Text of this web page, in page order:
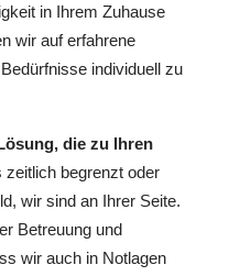
in Ihrem Zuhause
wir auf erfahrene
individuell zu
die zu Ihren
zeitlich begrenzt oder
wir sind an Ihrer Seite.
Betreuung und
wir auch in Notlagen